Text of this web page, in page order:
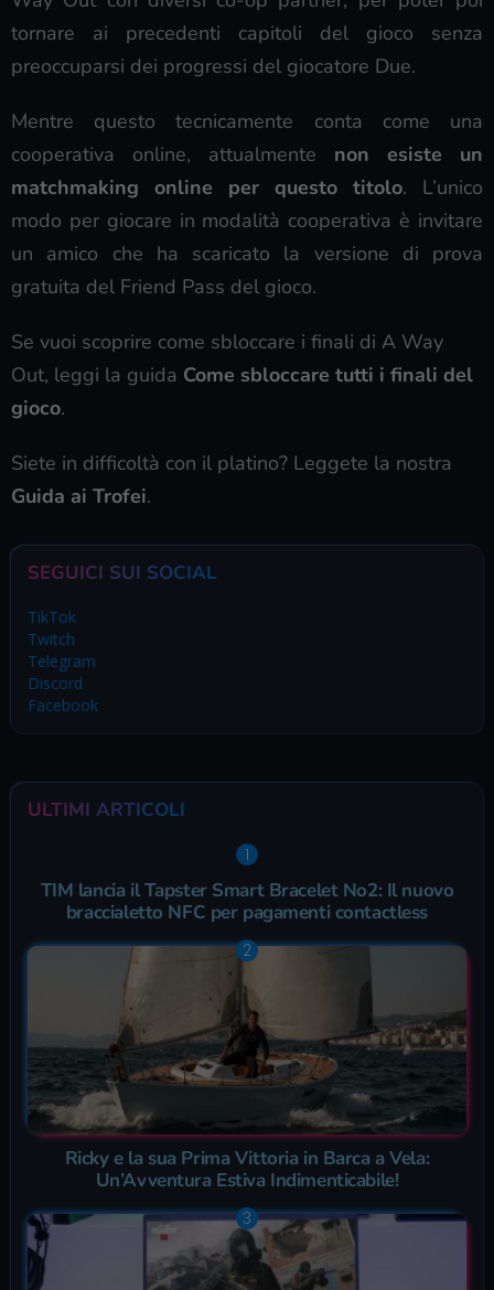
tornare ai precedenti capitoli del gioco senza
preoccuparsi dei progressi del giocatore Due.
Mentre questo tecnicamente conta come una
cooperativa online, attualmente non esiste un
matchmaking online per questo titolo. L’unico
modo per giocare in modalità cooperativa è invitare
un amico che ha scaricato la versione di prova
gratuita del Friend Pass del gioco.
Se vuoi scoprire come sbloccare i finali di A Way
Out, leggi la guida Come sbloccare tutti i finali del
gioco.
Siete in difficoltà con il platino? Leggete la nostra
Guida ai Trofei.
SEGUICI SUI SOCIAL
TikTok
Twitch
Telegram
Discord
Facebook
ULTIMI ARTICOLI
TIM lancia il Tapster Smart Bracelet No2: Il nuovo
braccialetto NFC per pagamenti contactless
Ricky e la sua Prima Vittoria in Barca a Vela:
Un’Avventura Estiva Indimenticabile!